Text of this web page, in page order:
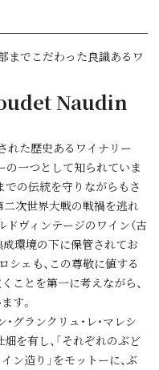
までこだわった良識あるワ
Naudin
れた歴史あるワイナリー
の一つとして知られていま
での伝統を守りながらもさ
二次世界大戦の戦禍を逃れ
ドヴィンテージのワイン（古
成環境の下に保管されてお
シェも、この尊敬に値する
ことを第一に考えながら、
す。
グランクリュ・レ・マレシ
を有し、「それぞれのぶど
ン造り」をモットーに、ぶ